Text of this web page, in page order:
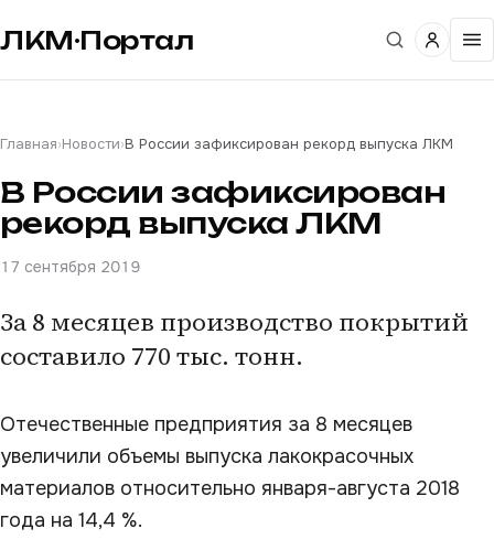
ЛКМ·Портал
Главная›Новости›В России зафиксирован рекорд выпуска ЛКМ
В России зафиксирован
рекорд выпуска ЛКМ
17 сентября 2019
За 8 месяцев производство покрытий
составило 770 тыс. тонн.
Отечественные предприятия за 8 месяцев
увеличили объемы выпуска лакокрасочных
материалов относительно января-августа 2018
года на 14,4 %.